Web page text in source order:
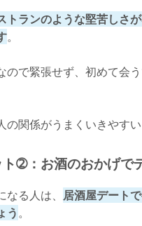
トランのような堅苦しさ
。
ので緊張せず、初めて会
関係がうまくいきやすい
➁：お酒のおかげで
る人は、 居酒屋デート
う。